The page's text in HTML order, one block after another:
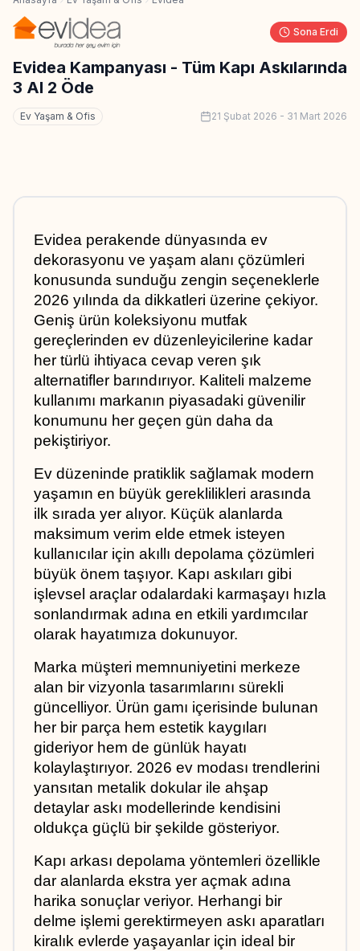
Sona Erdi
Evidea Kampanyası - Tüm Kapı Askılarında
3 Al 2 Öde
Ev Yaşam & Ofis 21 Şubat 2026 - 31 Mart 2026
Evidea perakende dünyasında ev
dekorasyonu ve yaşam alanı çözümleri
konusunda sunduğu zengin seçeneklerle
2026 yılında da dikkatleri üzerine çekiyor.
Geniş ürün koleksiyonu mutfak
gereçlerinden ev düzenleyicilerine kadar
her türlü ihtiyaca cevap veren şık
alternatifler barındırıyor. Kaliteli malzeme
kullanımı markanın piyasadaki güvenilir
konumunu her geçen gün daha da
pekiştiriyor.
Ev düzeninde pratiklik sağlamak modern
yaşamın en büyük gereklilikleri arasında
ilk sırada yer alıyor. Küçük alanlarda
maksimum verim elde etmek isteyen
kullanıcılar için akıllı depolama çözümleri
büyük önem taşıyor. Kapı askıları gibi
işlevsel araçlar odalardaki karmaşayı hızla
sonlandırmak adına en etkili yardımcılar
olarak hayatımıza dokunuyor.
Marka müşteri memnuniyetini merkeze
alan bir vizyonla tasarımlarını sürekli
güncelliyor. Ürün gamı içerisinde bulunan
her bir parça hem estetik kaygıları
gideriyor hem de günlük hayatı
kolaylaştırıyor. 2026 ev modası trendlerini
yansıtan metalik dokular ile ahşap
detaylar askı modellerinde kendisini
oldukça güçlü bir şekilde gösteriyor.
Kapı arkası depolama yöntemleri özellikle
dar alanlarda ekstra yer açmak adına
harika sonuçlar veriyor. Herhangi bir
delme işlemi gerektirmeyen askı aparatları
kiralık evlerde yaşayanlar için ideal bir